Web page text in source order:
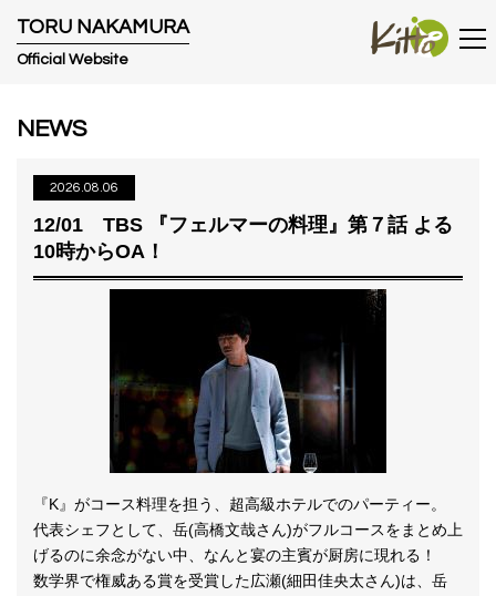
TORU NAKAMURA
Official Website
NEWS
2026.08.06
12/01 TBS 『フェルマーの料理』第７話 よる
10時からOA！
『K』がコース料理を担う、超高級ホテルでのパーティー。
代表シェフとして、岳(高橋文哉さん)がフルコースをまとめ上
げるのに余念がない中、なんと宴の主賓が厨房に現れる！
数学界で権威ある賞を受賞した広瀬(細田佳央太さん)は、岳